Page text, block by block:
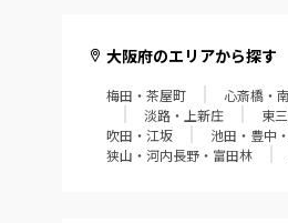
大阪府のエリアから探す
梅田・茶屋町 心斎橋・
淡路・上新庄
東
吹田・江坂
池田・豊中
狭山・河内長野・富田林